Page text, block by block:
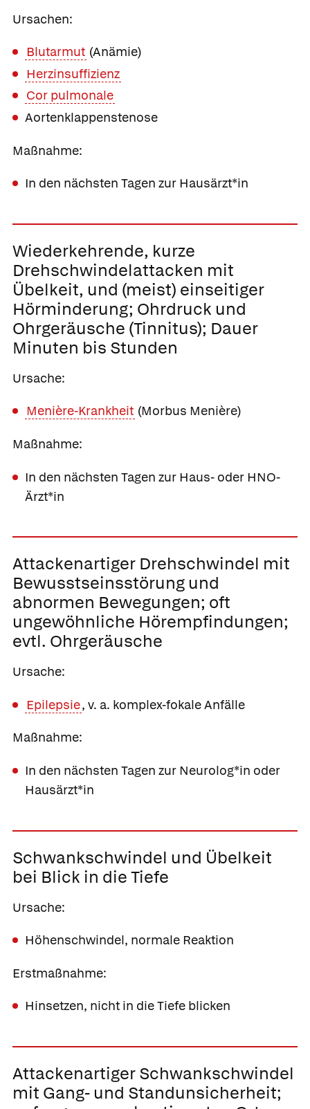
Ursachen:
Blutarmut (Anämie)
Herzinsuffizienz
Cor pulmonale
Aortenklappenstenose
Maßnahme:
In den nächsten Tagen zur Hausärzt*in
Wiederkehrende, kurze
Drehschwindelattacken mit
Übelkeit, und (meist) einseitiger
Hörminderung; Ohrdruck und
Ohrgeräusche (Tinnitus); Dauer
Minuten bis Stunden
Ursache:
Menière-Krankheit (Morbus Menière)
Maßnahme:
In den nächsten Tagen zur Haus- oder HNO-
Ärzt*in
Attackenartiger Drehschwindel mit
Bewusstseinsstörung und
abnormen Bewegungen; oft
ungewöhnliche Hörempfindungen;
evtl. Ohrgeräusche
Ursache:
Epilepsie, v. a. komplex-fokale Anfälle
Maßnahme:
In den nächsten Tagen zur Neurolog*in oder
Hausärzt*in
Schwankschwindel und Übelkeit
bei Blick in die Tiefe
Ursache:
Höhenschwindel, normale Reaktion
Erstmaßnahme:
Hinsetzen, nicht in die Tiefe blicken
Attackenartiger Schwankschwindel
mit Gang- und Standunsicherheit;